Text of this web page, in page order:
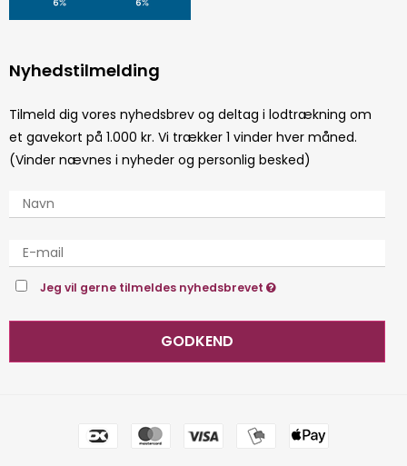
Nyhedstilmelding
Tilmeld dig vores nyhedsbrev og deltag i lodtrækning om
et gavekort på 1.000 kr. Vi trækker 1 vinder hver måned.
(Vinder nævnes i nyheder og personlig besked)
Jeg vil gerne tilmeldes nyhedsbrevet
GODKEND